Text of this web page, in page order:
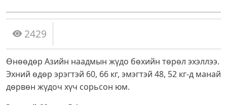
2429
Өнөөдөр Азийн наадмын жүдо бөхийн төрөл эхэллээ.
Эхний өдөр эрэгтэй 60, 66 кг, эмэгтэй 48, 52 кг-д манай
дөрвөн жүдоч хүч сорьсон юм.